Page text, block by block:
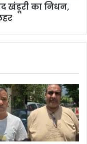
खंडूरी का निधन,